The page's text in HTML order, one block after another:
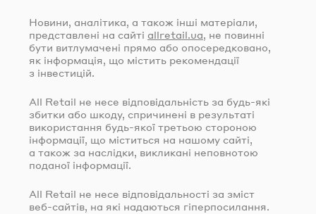
Новини, аналітика, а також інші матеріали,
представлені на сайті allretail.ua , не повинні
бути витлумачені прямо або опосередковано,
як інформація, що містить рекомендації
з інвестицій.
All Retail не несе відповідальність за будь-які
збитки або шкоду, спричинені в результаті
використання будь-якої третьою стороною
інформації, що міститься на нашому сайті,
а також за наслідки, викликані неповнотою
поданої інформації.
All Retail не несе відповідальності за зміст
веб-сайтів, на які надаються гіперпосилання.